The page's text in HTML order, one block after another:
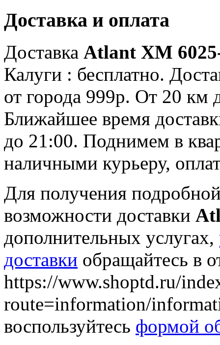
Доставка и оплата
Доставка Atlant ХМ
Калуги : бесплатно.
от города 999р. От 20 км
Ближайшее время
до 21:00. Поднимем в
наличными курьеру,
Для получения
возможности доставки
дополнительных услугах,
доставки обращайтесь в
https://www.shoptd.ru/
route=information/
воспользуйтесь формой